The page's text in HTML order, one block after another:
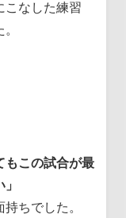
こなした練習
もこの試合が最
ちでした。